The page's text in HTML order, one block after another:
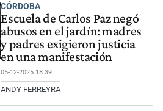
CÓRDOBA
Escuela de Carlos Paz negó
abusos en el jardín: madres
y padres exigieron justicia
en una manifestación
05-12-2025 18:39
ANDY FERREYRA